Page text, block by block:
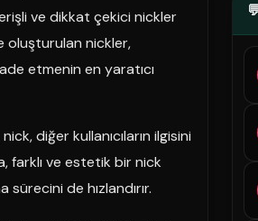
ve dikkat çekici nickler
oluşturulan nickler,
etmenin en yaratıcı
diğer kullanıcıların ilgisini
farklı ve estetik bir nick
de hızlandırır.